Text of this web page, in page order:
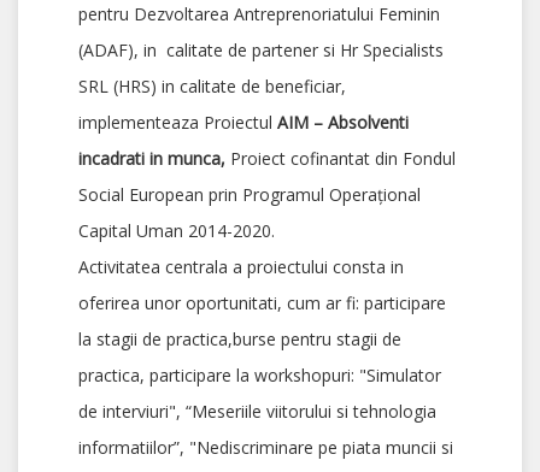
pentru Dezvoltarea Antreprenoriatului Feminin
(ADAF), in calitate de partener si Hr Specialists
SRL (HRS) in calitate de beneficiar,
implementeaza Proiectul AIM – Absolventi
incadrati in munca, Proiect cofinantat din Fondul
Social European prin Programul Operaţional
Capital Uman 2014-2020.
Activitatea centrala a proiectului consta in
oferirea unor oportunitati, cum ar fi: participare
la stagii de practica,burse pentru stagii de
practica, participare la workshopuri: "Simulator
de interviuri", “Meseriile viitorului si tehnologia
informatiilor”, "Nediscriminare pe piata muncii si